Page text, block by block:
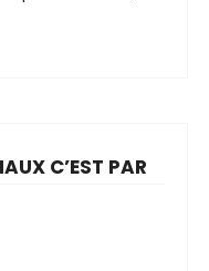
C’EST PAR